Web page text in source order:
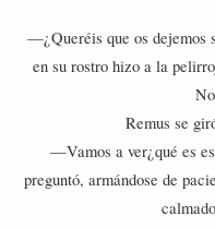
—¿Queréis que os dejemos
en su rostro hizo a la
Remus se
—Vamos a ver¿qué es
preguntó, armándose de